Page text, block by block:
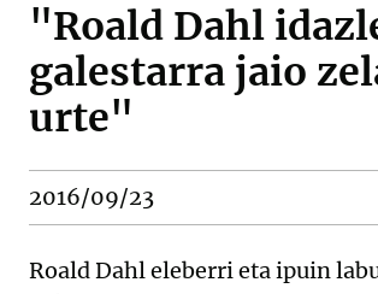
"Roald Dahl
galestarra jaio
urte"
2016/09/23
Roald Dahl eleberri eta ipuin